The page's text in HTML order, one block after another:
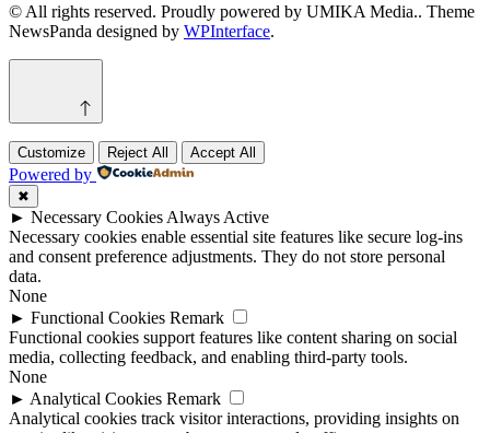
© All rights reserved. Proudly powered by UMIKA Media.. Theme
NewsPanda designed by WPInterface.
Customize Reject All Accept All
Powered by
✖
► Necessary Cookies Always Active
Necessary cookies enable essential site features like secure log-ins
and consent preference adjustments. They do not store personal
data.
None
► Functional Cookies Remark
Functional cookies support features like content sharing on social
media, collecting feedback, and enabling third-party tools.
None
► Analytical Cookies Remark
Analytical cookies track visitor interactions, providing insights on